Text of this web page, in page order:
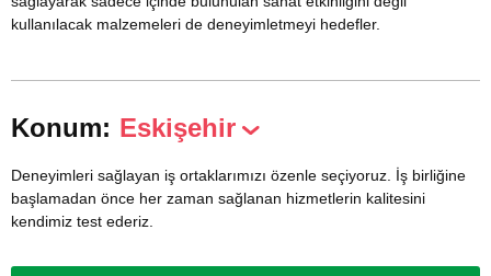
kullanılacak malzemeleri de deneyimletmeyi hedefler.
Konum: Eskişehir
Deneyimleri sağlayan iş ortaklarımızı özenle seçiyoruz. İş birliğine
başlamadan önce her zaman sağlanan hizmetlerin kalitesini
kendimiz test ederiz.